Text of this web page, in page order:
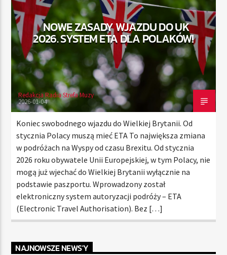
NOWE ZASADY WJAZDU DO UK
2026. SYSTEM ETA DLA POLAKÓW!
Redakcja Radia Strefa Muzy
2026-01-04
Koniec swobodnego wjazdu do Wielkiej Brytanii. Od
stycznia Polacy muszą mieć ETA To największa zmiana
w podróżach na Wyspy od czasu Brexitu. Od stycznia
2026 roku obywatele Unii Europejskiej, w tym Polacy, nie
mogą już wjechać do Wielkiej Brytanii wyłącznie na
podstawie paszportu. Wprowadzony został
elektroniczny system autoryzacji podróży – ETA
(Electronic Travel Authorisation). Bez […]
NAJNOWSZE NEWS'Y